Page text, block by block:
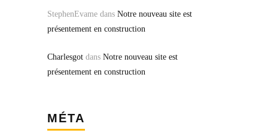
StephenEvame dans Notre nouveau site est
présentement en construction
Charlesgot dans Notre nouveau site est
présentement en construction
MÉTA